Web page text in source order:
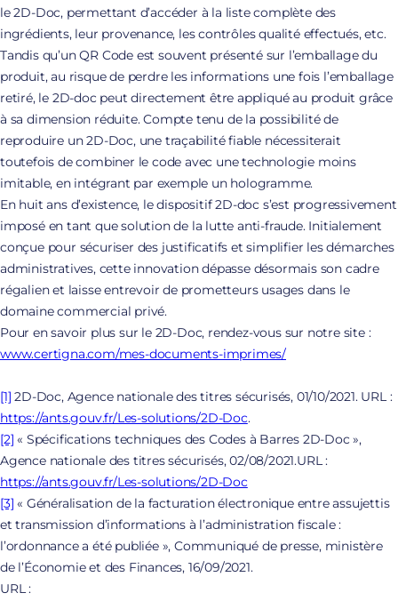
le 2D-Doc, permettant d’accéder à la liste complète des
ingrédients, leur provenance, les contrôles qualité effectués, etc.
Tandis qu’un QR Code est souvent présenté sur l’emballage du
produit, au risque de perdre les informations une fois l’emballage
retiré, le 2D-doc peut directement être appliqué au produit grâce
à sa dimension réduite. Compte tenu de la possibilité de
reproduire un 2D-Doc, une traçabilité fiable nécessiterait
toutefois de combiner le code avec une technologie moins
imitable, en intégrant par exemple un hologramme.
En huit ans d’existence, le dispositif 2D-doc s’est progressivement
imposé en tant que solution de la lutte anti-fraude. Initialement
conçue pour sécuriser des justificatifs et simplifier les démarches
administratives, cette innovation dépasse désormais son cadre
régalien et laisse entrevoir de prometteurs usages dans le
domaine commercial privé.
Pour en savoir plus sur le 2D-Doc, rendez-vous sur notre site :
www.certigna.com/mes-documents-imprimes/
[1] 2D-Doc, Agence nationale des titres sécurisés, 01/10/2021. URL :
https://ants.gouv.fr/Les-solutions/2D-Doc.
[2] « Spécifications techniques des Codes à Barres 2D-Doc »,
Agence nationale des titres sécurisés, 02/08/2021.URL :
https://ants.gouv.fr/Les-solutions/2D-Doc
[3] « Généralisation de la facturation électronique entre assujettis
et transmission d’informations à l’administration fiscale :
l’ordonnance a été publiée », Communiqué de presse, ministère
de l’Économie et des Finances, 16/09/2021.
URL :